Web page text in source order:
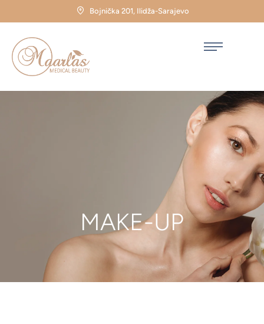
Bojnička 201, Ilidža-Sarajevo
MAKE-UP